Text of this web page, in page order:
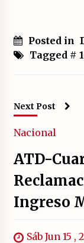
Posted in
Tagged #
Next Post
Nacional
ATD-
Ingreso
Sáb Jun 15 ,